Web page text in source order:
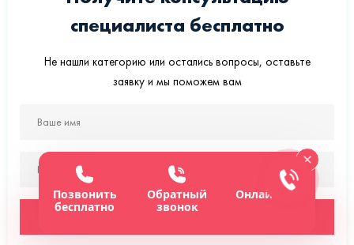
специалиста бесплатно
Не нашли категорию или остались вопросы, оставьте
заявку и мы поможем вам
Позвонить
бесплатно
Обратный
звонок
Онлайн-чат